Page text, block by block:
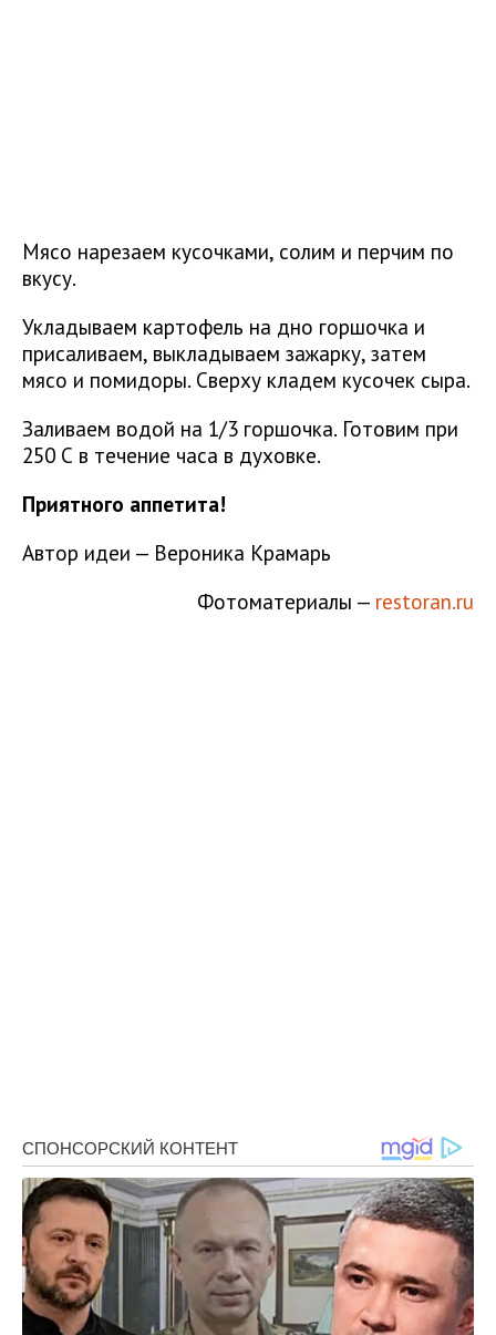
Мясо нарезаем кусочками, солим и перчим по
вкусу.
Укладываем картофель на дно горшочка и
присаливаем, выкладываем зажарку, затем
мясо и помидоры. Сверху кладем кусочек сыра.
Заливаем водой на 1/3 горшочка. Готовим при
250 С в течение часа в духовке.
Приятного аппетита!
Автор идеи — Вероника Крамарь
Фотоматериалы — restoran.ru